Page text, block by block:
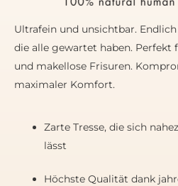
Ultrafein und unsichtbar. Endlich
die alle gewartet haben. Perfekt
und makellose Frisuren.
maximaler Komfort.
Zarte Tresse, die sich
lässt
Höchste Qualität dank